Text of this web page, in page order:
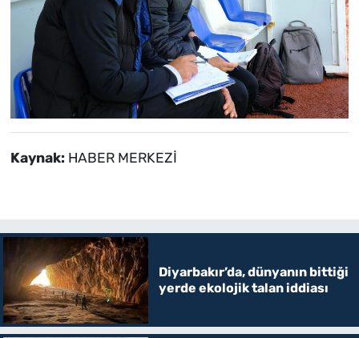
Kaynak: HABER MERKEZİ
Diyarbakır’da, dünyanın bittiği
yerde ekolojik talan iddiası